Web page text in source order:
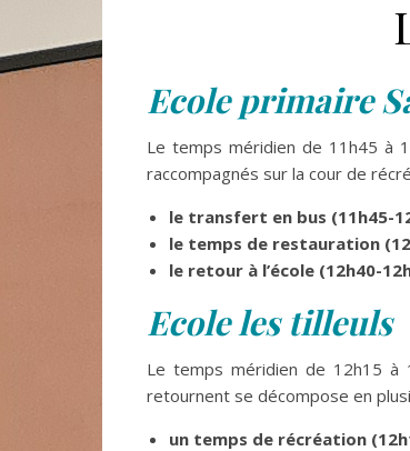
Ecoleprimaire
Le temps méridien de 11h45 à
raccompagnés sur la cour de
le transfert en bus (11h45-
le temps de restauration
le retour à l’école (12h40-
Ecole les tilleuls
Le temps méridien de 12h15
retournent se décompose en
un temps de récréation